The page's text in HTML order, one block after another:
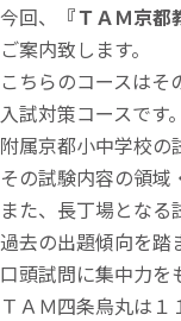
今回、
『ＴＡＭ京
ご案内致します。
こちらのコースは
入試対策コースです。
附属京都小中学校の
その試験内容の領域
また、長丁場となる
過去の出題傾向を踏
口頭試問に集中力を
ＴＡＭ四条烏丸は１